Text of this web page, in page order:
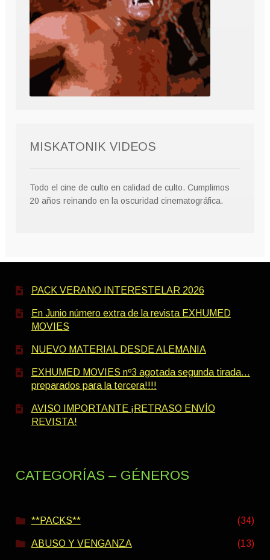
MISKATONIK VIDEOS
Todo el cine de culto en calidad de culto. Cumplimos
20 años reinando en la oscuridad cinematográfica.
PACK VERANO INTERESTELAR 2026
En Junio número extra de la revista EXHUMED
MOVIES
NUEVO MATERIAL DESDE ALEMANIA
EXHUMED MOVIES nº3 agotada segunda tirada…
preparados para la tercera!!!!
AVISO IMPORTANTE ¡RETRASO ENVÍO
REVISTA!
CATEGORÍAS – GÉNEROS
**PACKS** (34)
ABUSO Y VENGANZA (13)